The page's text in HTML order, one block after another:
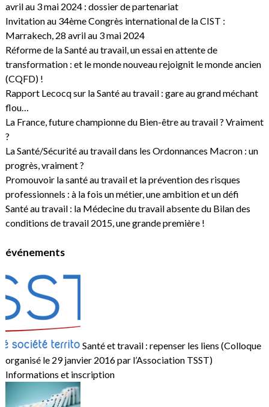
avril au 3 mai 2024 : dossier de partenariat
Invitation au 34ème Congrès international de la CIST :
Marrakech, 28 avril au 3 mai 2024
Réforme de la Santé au travail, un essai en attente de
transformation : et le monde nouveau rejoignit le monde ancien
(CQFD) !
Rapport Lecocq sur la Santé au travail : gare au grand méchant
flou…
La France, future championne du Bien-être au travail ? Vraiment
?
La Santé/Sécurité au travail dans les Ordonnances Macron : un
progrès, vraiment ?
Promouvoir la santé au travail et la prévention des risques
professionnels : à la fois un métier, une ambition et un défi
Santé au travail : la Médecine du travail absente du Bilan des
conditions de travail 2015, une grande première !
événements
Santé et travail : repenser les liens (Colloque
organisé le 29 janvier 2016 par l’Association TSST)
Informations et inscription